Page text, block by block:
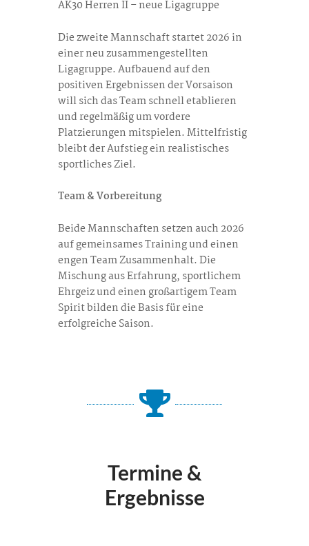
AK30 Herren II – neue Ligagruppe
Die zweite Mannschaft startet 2026 in
einer neu zusammengestellten
Ligagruppe. Aufbauend auf den
positiven Ergebnissen der Vorsaison
will sich das Team schnell etablieren
und regelmäßig um vordere
Platzierungen mitspielen. Mittelfristig
bleibt der Aufstieg ein realistisches
sportliches Ziel.
Team & Vorbereitung
Beide Mannschaften setzen auch 2026
auf gemeinsames Training und einen
engen Team Zusammenhalt. Die
Mischung aus Erfahrung, sportlichem
Ehrgeiz und einen großartigem Team
Spirit bilden die Basis für eine
erfolgreiche Saison.
Termine &
Ergebnisse